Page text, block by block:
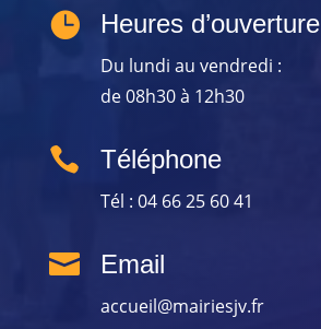
 Heures d’ouverture
Du lundi au vendredi :
de 08h30 à 12h30
 Téléphone
Tél : 04 66 25 60 41
 Email
accueil@mairiesjv.fr